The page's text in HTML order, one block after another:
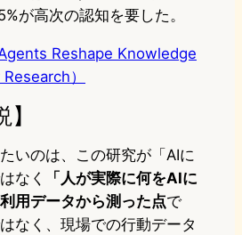
が高次の認知を要した。
Reshape Knowledge
）
いのは、この研究が「AIに
なく
「人が実際に何をAIに
用データから測った点で
なく、現場での行動データ